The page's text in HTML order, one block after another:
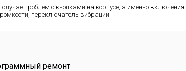
случае проблем с кнопками на корпусе, а именно включения,
переключатель вибрации
ремонт